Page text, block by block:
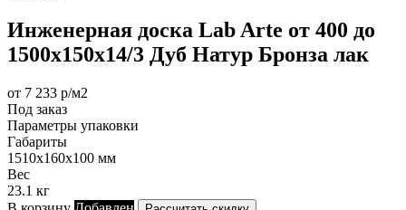
Инженерная доска Lab Arte от 400 до
1500х150х14/3 Дуб Натур Бронза лак
от 7 233 р/м2
Под заказ
Параметры упаковки
Габариты
1510х160х100 мм
Вес
23.1 кг